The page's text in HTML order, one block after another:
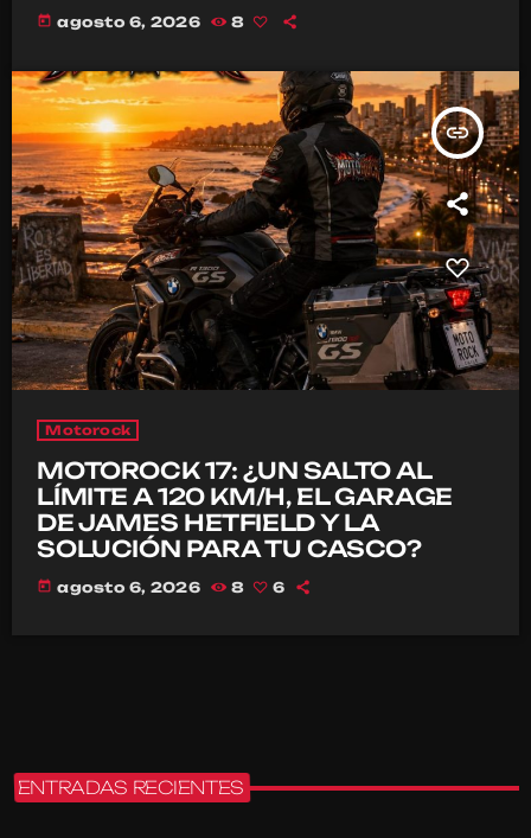
today agosto 6, 2026 8
insert_link
Motorock
MOTOROCK 17: ¿UN SALTO AL
LÍMITE A 120 KM/H, EL GARAGE
DE JAMES HETFIELD Y LA
SOLUCIÓN PARA TU CASCO?
today agosto 6, 2026 8 6
ENTRADAS RECIENTES